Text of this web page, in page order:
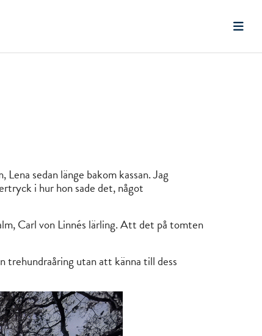
sedan länge bakom kassan. Jag
i hur hon sade det, något
Carl von Linnés lärling. Att det på tomten
trehundraåring utan att känna till dess